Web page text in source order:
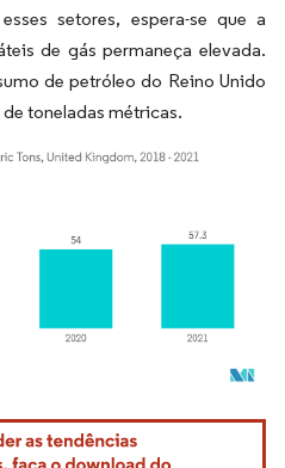
setores, espera-se que a
de gás permaneça elevada.
de petróleo do Reino Unido
toneladas métricas.
requer atribuição conforme CC BY 4.0.